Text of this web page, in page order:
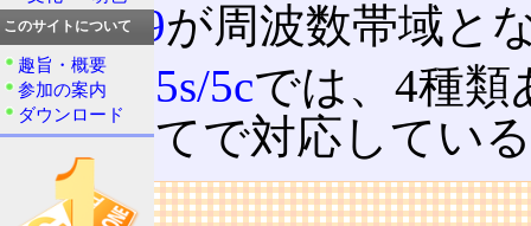
バンド9が周波数帯域と
iPhone 5s/5cでは、4種
含む)全てで対応してい
リンク
このサイトについて
趣旨・概要
参加の案内
ダウンロード